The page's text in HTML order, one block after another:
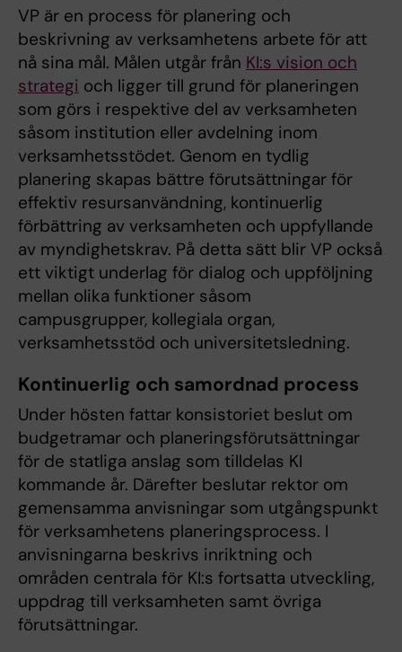
VP är en process för planering och
beskrivning av verksamhetens arbete för att
nå sina mål. Målen utgår från KI:s vision och
strategi och ligger till grund för planeringen
som görs i respektive del av verksamheten
såsom institution eller avdelning inom
verksamhetsstödet. Genom en tydlig
planering skapas bättre förutsättningar för
effektiv resursanvändning, kontinuerlig
förbättring av verksamheten och uppfyllande
av myndighetskrav. På detta sätt blir VP också
ett viktigt underlag för dialog och uppföljning
mellan olika funktioner såsom
campusgrupper, kollegiala organ,
verksamhetsstöd och universitetsledning.
Kontinuerlig och samordnad process
Under hösten fattar konsistoriet beslut om
budgetramar och planeringsförutsättningar
för de statliga anslag som tilldelas KI
kommande år. Därefter beslutar rektor om
gemensamma anvisningar som utgångspunkt
för verksamhetens planeringsprocess. I
anvisningarna beskrivs inriktning och
områden centrala för KI:s fortsatta utveckling,
uppdrag till verksamheten samt övriga
förutsättningar.